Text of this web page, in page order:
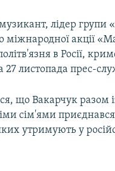
лідер групи
міжнародної акції
в Росії,
27 листопада прес-
що Вакарчук
сім'ями
утримують у